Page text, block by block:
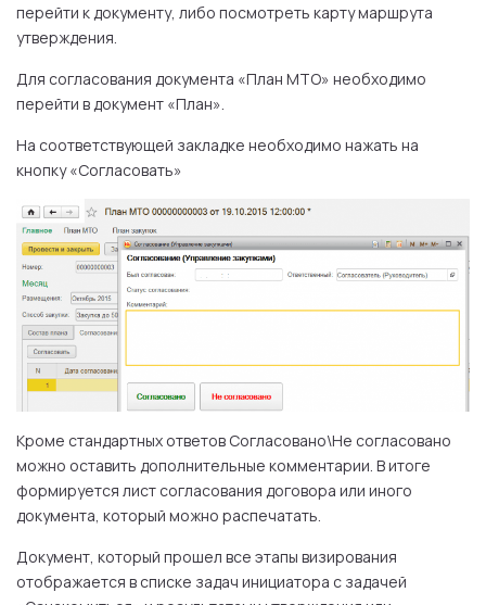
перейти к документу, либо посмотреть карту маршрута
утверждения.
Для согласования документа «План МТО» необходимо
перейти в документ «План».
На соответствующей закладке необходимо нажать на
кнопку «Согласовать»
Кроме стандартных ответов Согласовано\Не согласовано
можно оставить дополнительные комментарии. В итоге
формируется лист согласования договора или иного
документа, который можно распечатать.
Документ, который прошел все этапы визирования
отображается в списке задач инициатора с задачей